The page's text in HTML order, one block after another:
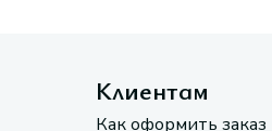
Клиентам
Как оформить заказ